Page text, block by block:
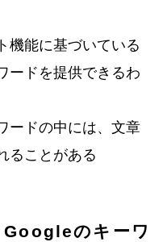
機能に基づいている
ードを提供できるわ
ードの中には、文章
ることがある
のキーワ